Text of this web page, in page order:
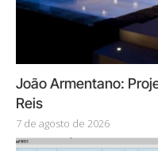
João Armentano:
Reis
7 de agosto de 2026